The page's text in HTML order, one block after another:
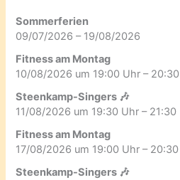
Sommerferien
09/07/2026 – 19/08/2026
Fitness am Montag
10/08/2026 um 19:00 Uhr – 20:30
Steenkamp-Singers 🎶
11/08/2026 um 19:30 Uhr – 21:30
Fitness am Montag
17/08/2026 um 19:00 Uhr – 20:30
Steenkamp-Singers 🎶